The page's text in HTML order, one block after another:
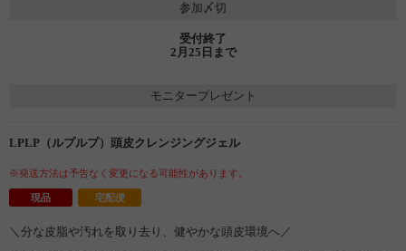
参加〆切
受付終了
2月25日まで
モニタープレゼント
LPLP（ルプルプ）頭皮クレンジングジェル
※発送方法は予告なく変更になる可能性があります。
現品 宅配便
＼分な皮脂や汚れを取り去り、健やかな頭皮環境へ／